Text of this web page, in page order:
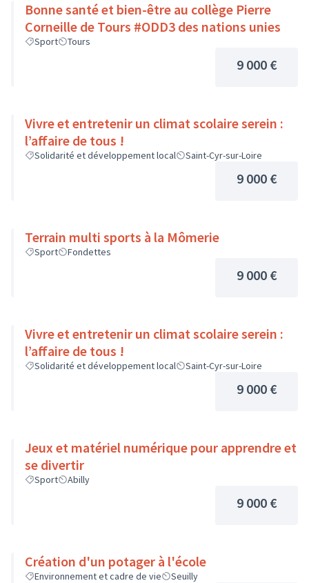
Bonne santé et bien-être au collège Pierre
Corneille de Tours #ODD3 des nations unies
Sport Tours
9 000 €
Vivre et entretenir un climat scolaire serein :
l’affaire de tous !
Solidarité et développement local Saint-Cyr-sur-Loire
9 000 €
Terrain multi sports à la Mômerie
Sport Fondettes
9 000 €
Vivre et entretenir un climat scolaire serein :
l’affaire de tous !
Solidarité et développement local Saint-Cyr-sur-Loire
9 000 €
Jeux et matériel numérique pour apprendre et
se divertir
Sport Abilly
9 000 €
Création d'un potager à l'école
Environnement et cadre de vie Seuilly